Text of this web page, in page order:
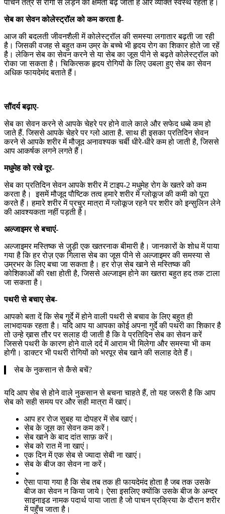
पाचन तंत्र से रोगों से लड़ने की क्षमता बढ़ जाती है और व्यक्ति स्वस्थ रहता है।
सेब का सेवन कोलेस्ट्रॉल को कम करता है-
आज की बदलती जीवनशैली में कोलेस्ट्रॉल की समस्या लगातार बढ़ती जा रही
है। जिसकी वजह से बहुत कम उम्र के बच्चे भी हृदय रोग का शिकार होते जा रहें
है। लेकिन सेब का सेवन करने से या सेब का जूस पीने से बढ़ते कोलेस्ट्रॉल को
रोका जा सकता है। चिकित्सक हृदय रोगियों के लिए उबला हुए सेब का सेवन
अधिक फायदेमंद बताते हैं।
सौंदर्य बढ़ाए-
सेब का सेवन करने से आपके चेहरे पर होने वाले काले और सफेद धब्बे कम हो
जाते हैं. जिससे आपके चेहरे पर ग्लो आता है. साथ ही इसका प्रतिदिन सेवन
करने से आपके शरीर में मौजूद अनावश्यक चर्बी धीरे-धीरे कम हो जाती है, जिससे
आप आकर्षक लगने लगते हैं।
मधुमेह को रखे दूर-
सेब का प्रतिदिन सेवन आपके शरीर में टाइप-2 मधुमेह रोग के खतरे को कम
करता है। इसमें मौजूद पौष्टिक तत्व हमारे शरीर में ग्लोकूज की कमी को पूरा
करते हैं। हमारे शरीर में प्रचुर मात्रा में ग्लोकूज रहने पर शरीर को इन्सुलिन लेने
की आवश्यकता नहीं पड़ती है।
अल्जाइमर से बचाएं-
अल्जाइमर मस्तिष्क से जुड़ी एक खतरनाक बीमारी है। जानकारों के शोध में पाया
गया है कि हर रोज़ एक गिलास सेब का जूस पीने से अल्जाइमर की समस्या से
उम्रभर के लिए बचा जा सकता है। हर रोज़ सेब खाने से मस्तिष्क की
कोशिकाओं की रक्षा होती है, जिससे अल्जाइम होने का खतरा बहुत हद तक टाला
जा सकता है।
पथरी से बचाए सेब-
आपको बता दें कि सेब गुर्दे में होने वाली पथरी से बचाव के लिए बहुत ही
लाभदायक रहता है। यदि आप या आपका कोई अपना गुर्दे की पथरी का शिकार है
तो उन्हे ख़ास तौर पर सलाह दी जाती है कि वे प्रतिदिन सेब का सेवन करें
जिससे पथरी के कारण होने वाले दर्द में आराम भी मिलेगा और समस्या भी कम
होगी। डाक्टर भी पथरी रोगियों को भरपूर सेब खाने की सलाह देते हैं।
सेब के नुकसान से कैसे बचें?
यदि आप सेब से होने वाले नुकसान से बचना चाहते हैं, तो यह जरूरी है कि आप
सेब को सही समय पर और सही मात्रा में खाएं।
आप हर रोज सुबह या दोपहर में सेब खाएं।
सेब के जूस का सेवन कम करें।
सेब खाने के बाद दांत साफ़ करें।
सेब को रात में ना खाएं।
एक दिन में एक सेब से ज्यादा सेबी ना खाएं।
सेब के बीज का सेवन ना करें।
ऐसा पाया गया है कि सेब तब तक ही फायदेमंद होता है जब तक उसके
बीज का सेवन न किया जाये। ऐसा इसलिए क्योंकि उसके बीज के अन्दर
साइनाइड नामक पदार्थ पाया जाता है जो पाचन प्रक्रिया के दौरान शरीर
में पहुँच जाता है।